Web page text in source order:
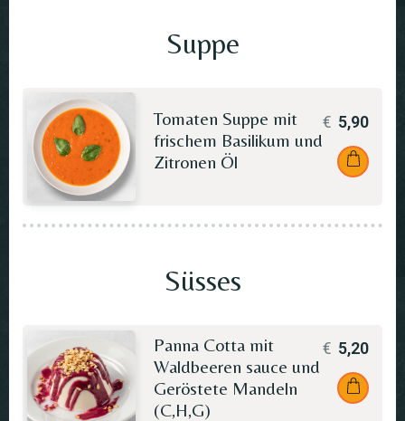
Suppe
Tomaten Suppe mit
frischem Basilikum und
Zitronen Öl
€ 5,90
Süsses
Panna Cotta mit
Waldbeeren sauce und
Geröstete Mandeln
(C,H,G)
€ 5,20